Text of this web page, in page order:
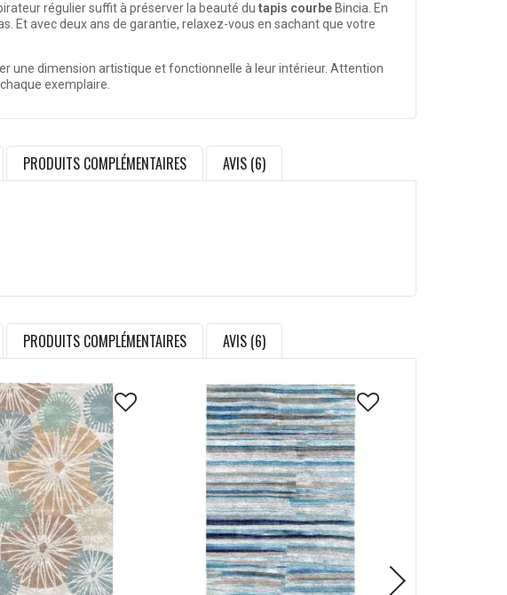
régulier suffit à préserver la beauté du tapis courbe Bincia. En
Et avec deux ans de garantie, relaxez-vous en sachant que votre
une dimension artistique et fonctionnelle à leur intérieur. Attention
exemplaire.
PRODUITS COMPLÉMENTAIRES AVIS (6)
PRODUITS COMPLÉMENTAIRES AVIS (6)